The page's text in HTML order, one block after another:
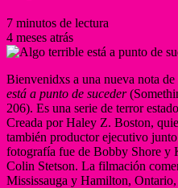
7 minutos de lectura
4 meses atrás
Bienvenidxs a una nueva nota de
está a punto de suceder
206). Es una serie de terror
Creada por Haley Z. Boston,
también productor ejecutivo
fotografía fue de Bobby Shore y
Colin Stetson. La filmación
Mississauga y Hamilton,